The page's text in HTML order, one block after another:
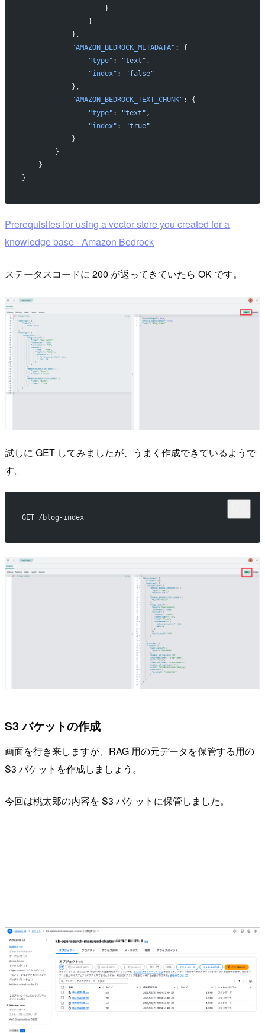
                    }
                }
            },
            "AMAZON_BEDROCK_METADATA"
: {
                "type"
: "text" ,
                "index"
:
"false"
            },
            "AMAZON_BEDROCK_TEXT_CHUNK"
: {
                "type"
: "text" ,
                "index"
:
"true"
            }
        }
    }
}
Prerequisites for using a vector store you created for a
knowledge base - Amazon Bedrock
ステータスコードに 200 が返ってきていたら OK です。
試しに GET してみましたが、うまく作成できているようで
す。
GET /blog-index
S3 バケットの作成
画面を行き来しますが、RAG 用の元データを保管する用の
S3 バケットを作成しましょう。
今回は桃太郎の内容を S3 バケットに保管しました。